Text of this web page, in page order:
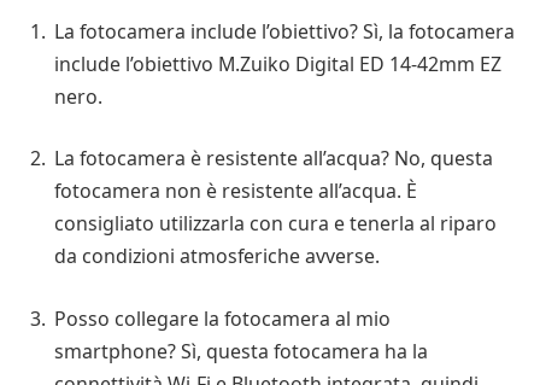
La fotocamera include l’obiettivo? Sì, la fotocamera
include l’obiettivo M.Zuiko Digital ED 14-42mm EZ
nero.
La fotocamera è resistente all’acqua? No, questa
fotocamera non è resistente all’acqua. È
consigliato utilizzarla con cura e tenerla al riparo
da condizioni atmosferiche avverse.
Posso collegare la fotocamera al mio
smartphone? Sì, questa fotocamera ha la